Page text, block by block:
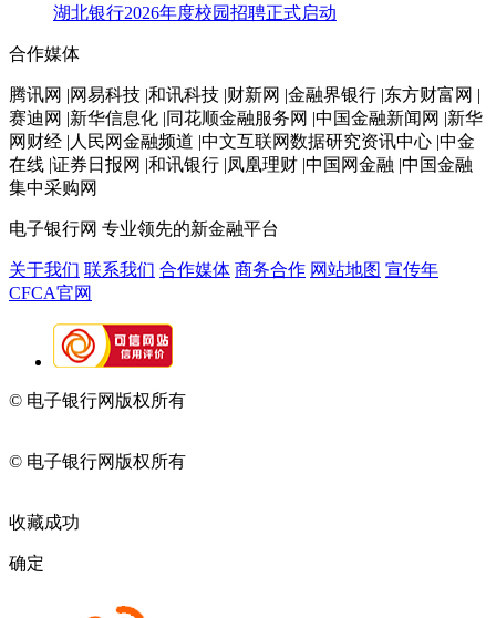
湖北银行2026年度校园招聘正式启动
合作媒体
腾讯网 |网易科技 |和讯科技 |财新网 |金融界银行 |东方财富网 |
赛迪网 |新华信息化 |同花顺金融服务网 |中国金融新闻网 |新华
网财经 |人民网金融频道 |中文互联网数据研究资讯中心 |中金
在线 |证券日报网 |和讯银行 |凤凰理财 |中国网金融 |中国金融
集中采购网
电子银行网 专业领先的新金融平台
关于我们 联系我们 合作媒体 商务合作 网站地图 宣传年
CFCA官网
© 电子银行网版权所有
© 电子银行网版权所有
收藏成功
确定